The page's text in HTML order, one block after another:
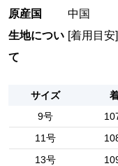
原産国
中国
生地につい
て
[着用目安
サイズ
9号
11号
13号